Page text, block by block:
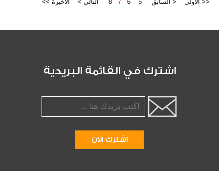
<< الأولى < السابق 5
6
7
8 التالي > الأخيرة >>
اشترك في القائمة البريدية